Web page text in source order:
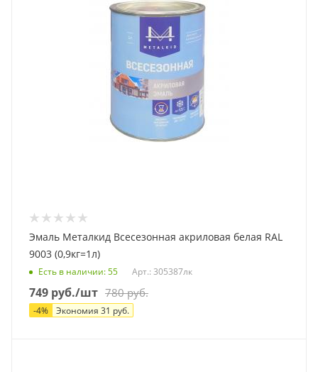
Эмаль Металкид Всесезонная акриловая белая RAL
9003 (0,9кг=1л)
Есть в наличии: 55 Арт.: 305387лк
749 руб./шт 780руб.
-4% Экономия 31 руб.